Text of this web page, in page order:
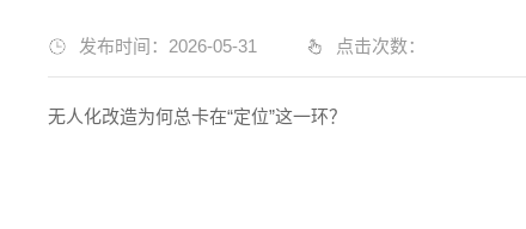
发布时间：2026-05-31 点击次数：
无人化改造为何总卡在“定位”这一环？